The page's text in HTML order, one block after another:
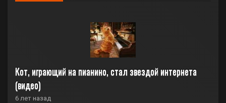
Кот, играющий на пианино, стал звездой интернета
(видео)
6 лет назад